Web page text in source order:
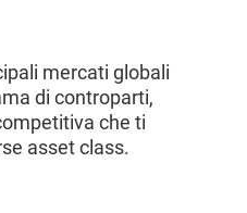
mercati globali
di controparti,
che ti
asset class.